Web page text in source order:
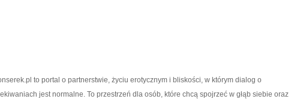
to portal o partnerstwie, życiu erotycznym i bliskości, w którym dialog o
jest normalne. To przestrzeń dla osób, które chcą spojrzeć w głąb siebie oraz